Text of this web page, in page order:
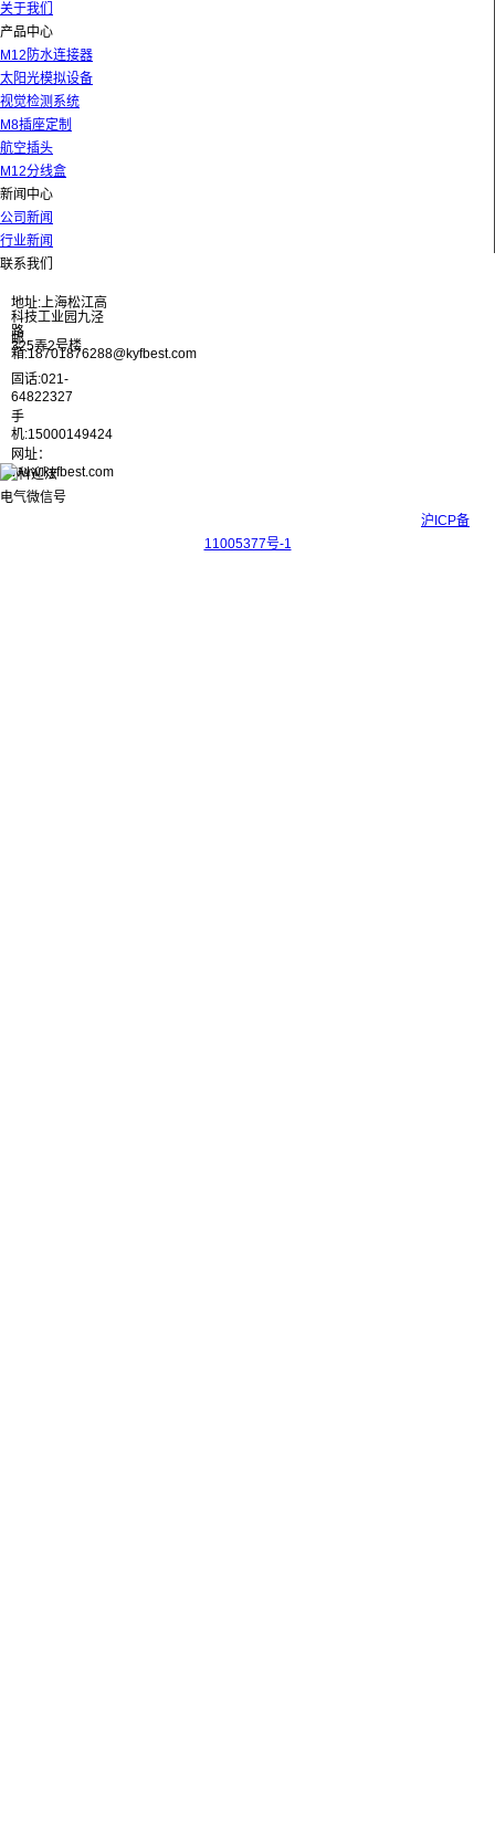
关于我们
产品中心
M12防水连接器
太阳光模拟设备
视觉检测系统
M8插座定制
航空插头
M12分线盒
新闻中心
公司新闻
行业新闻
联系我们
地址:上海松江高
科技工业园九泾
路
325弄2号楼
邮
箱:18701876288@kyfbest.com
固话:021-
64822327
手
机:15000149424
网址：
www.kyfbest.com
沪ICP备
11005377号-1